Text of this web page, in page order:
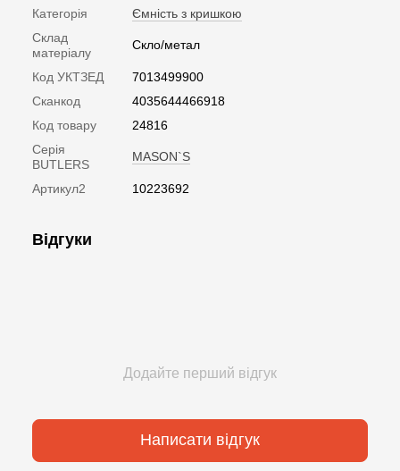
Категорія
Ємність з кришкою
Склад
матеріалу
Скло/метал
Код УКТЗЕД
7013499900
Сканкод
4035644466918
Код товару
24816
Серія
BUTLERS
MASON`S
Артикул2 10223692
Відгуки
Додайте перший відгук
Написати відгук